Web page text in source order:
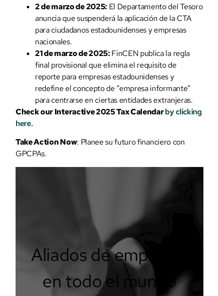
2 de marzo de 2025:El Departamento del Tesoro
anuncia que suspenderá la aplicación de la CTA
para ciudadanos estadounidenses y empresas
nacionales.
21 de marzo de 2025:FinCEN publica la regla
final provisional que elimina el requisito de
reporte para empresas estadounidenses y
redefine el concepto de “empresa informante”
para centrarse en ciertas entidades extranjeras.
Check our Interactive 2025 Tax Calendarby clicking
here.
Take Action Now: Planee su futuro financiero con
GPCPAs.
Aliados de empresas
en todo el mundo